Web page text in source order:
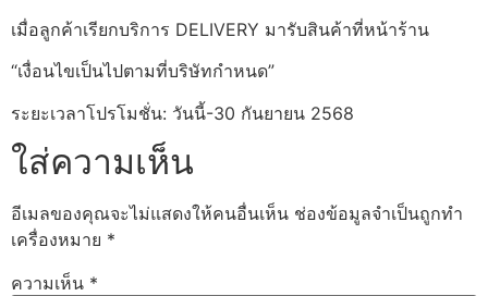
เมื่อลูกค้าเรียกบริการ DELIVERY มารับสินค้าที่หน้าร้าน
“เงื่อนไขเป็นไปตามที่บริษัทกำหนด”
ระยะเวลาโปรโมชั่น: วันนี้-30 กันยายน 2568
ใส่ความเห็น
อีเมลของคุณจะไม่แสดงให้คนอื่นเห็น ช่องข้อมูลจำเป็นถูกทำ
เครื่องหมาย *
ความเห็น *